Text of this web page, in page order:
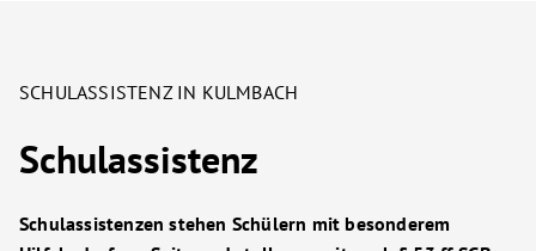
SCHULASSISTENZ IN KULMBACH
Schulassistenz
Schulassistenzen stehen Schülern mit besonderem